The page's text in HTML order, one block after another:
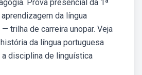
Prova presencial da 1ª
da língua
trilha de carreira unopar. Veja
da língua portuguesa
a disciplina de linguística